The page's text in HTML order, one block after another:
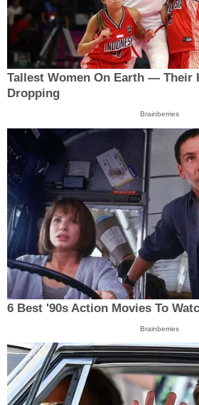
Tallest Women On Earth — Their
Dropping
Brainberries
6 Best '90s Action Movies To
Brainberries